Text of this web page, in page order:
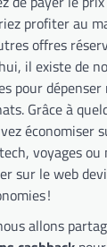
profiter au
offres
il existe de
pour
Grâce à
économiser
voyages ou
sur le web
!
allons